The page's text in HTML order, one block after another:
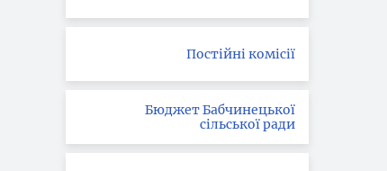
Постійні комісії
Бюджет Бабчинецької
сільської ради